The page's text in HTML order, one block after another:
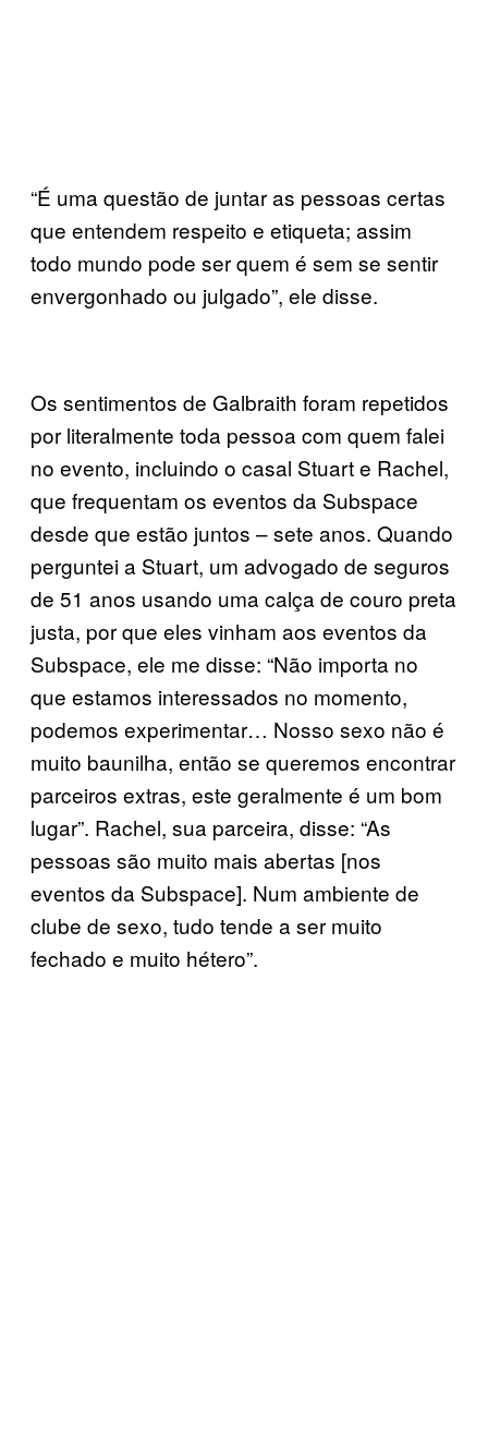
“É uma questão de juntar as pessoas certas
que entendem respeito e etiqueta; assim
todo mundo pode ser quem é sem se sentir
envergonhado ou julgado”, ele disse.
Os sentimentos de Galbraith foram repetidos
por literalmente toda pessoa com quem falei
no evento, incluindo o casal Stuart e Rachel,
que frequentam os eventos da Subspace
desde que estão juntos – sete anos. Quando
perguntei a Stuart, um advogado de seguros
de 51 anos usando uma calça de couro preta
justa, por que eles vinham aos eventos da
Subspace, ele me disse: “Não importa no
que estamos interessados no momento,
podemos experimentar… Nosso sexo não é
muito baunilha, então se queremos encontrar
parceiros extras, este geralmente é um bom
lugar”. Rachel, sua parceira, disse: “As
pessoas são muito mais abertas [nos
eventos da Subspace]. Num ambiente de
clube de sexo, tudo tende a ser muito
fechado e muito hétero”.